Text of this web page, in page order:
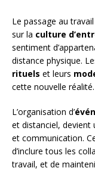
Le passage au
sur la culture
sentiment
distance physique.
rituels et leurs
cette nouvelle réalité.
L’organisation d’
et distanciel, devient
et communication.
d’inclure tous les
travail, et de